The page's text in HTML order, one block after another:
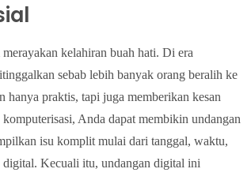
kelahiran buah hati. Di era
sebab lebih banyak orang beralih ke
hanya praktis, tapi juga memberikan kesan
Anda dapat membikin undangan
isu komplit mulai dari tanggal, waktu,
digital. Kecuali itu, undangan digital ini